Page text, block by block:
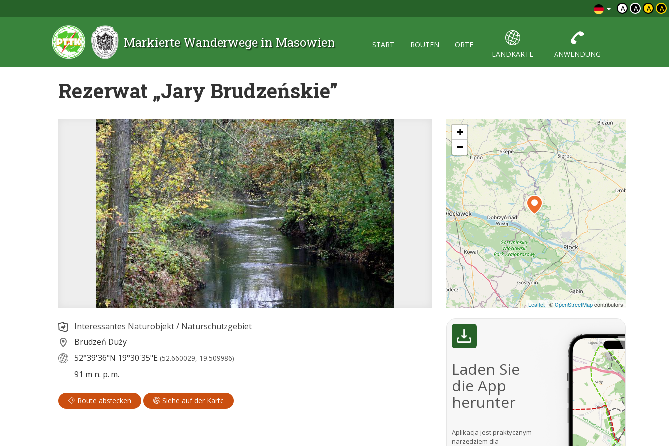
A A A A
Markierte Wanderwege in Masowien START ROUTEN
ORTE
LANDKARTE
ANWENDUNG
Rezerwat „Jary Brudzeńskie”
Interessantes Naturobjekt/ Naturschutzgebiet
Brudzeń Duży
52°39'36"N 19°30'35"E (52.660029, 19.509986)
91 m n. p. m.
Route abstecken Siehe auf der Karte
+
−
Leaflet | ©OpenStreetMapcontributors
Laden Sie
die App
herunter
Aplikacja jest praktycznym
narzędziem dla